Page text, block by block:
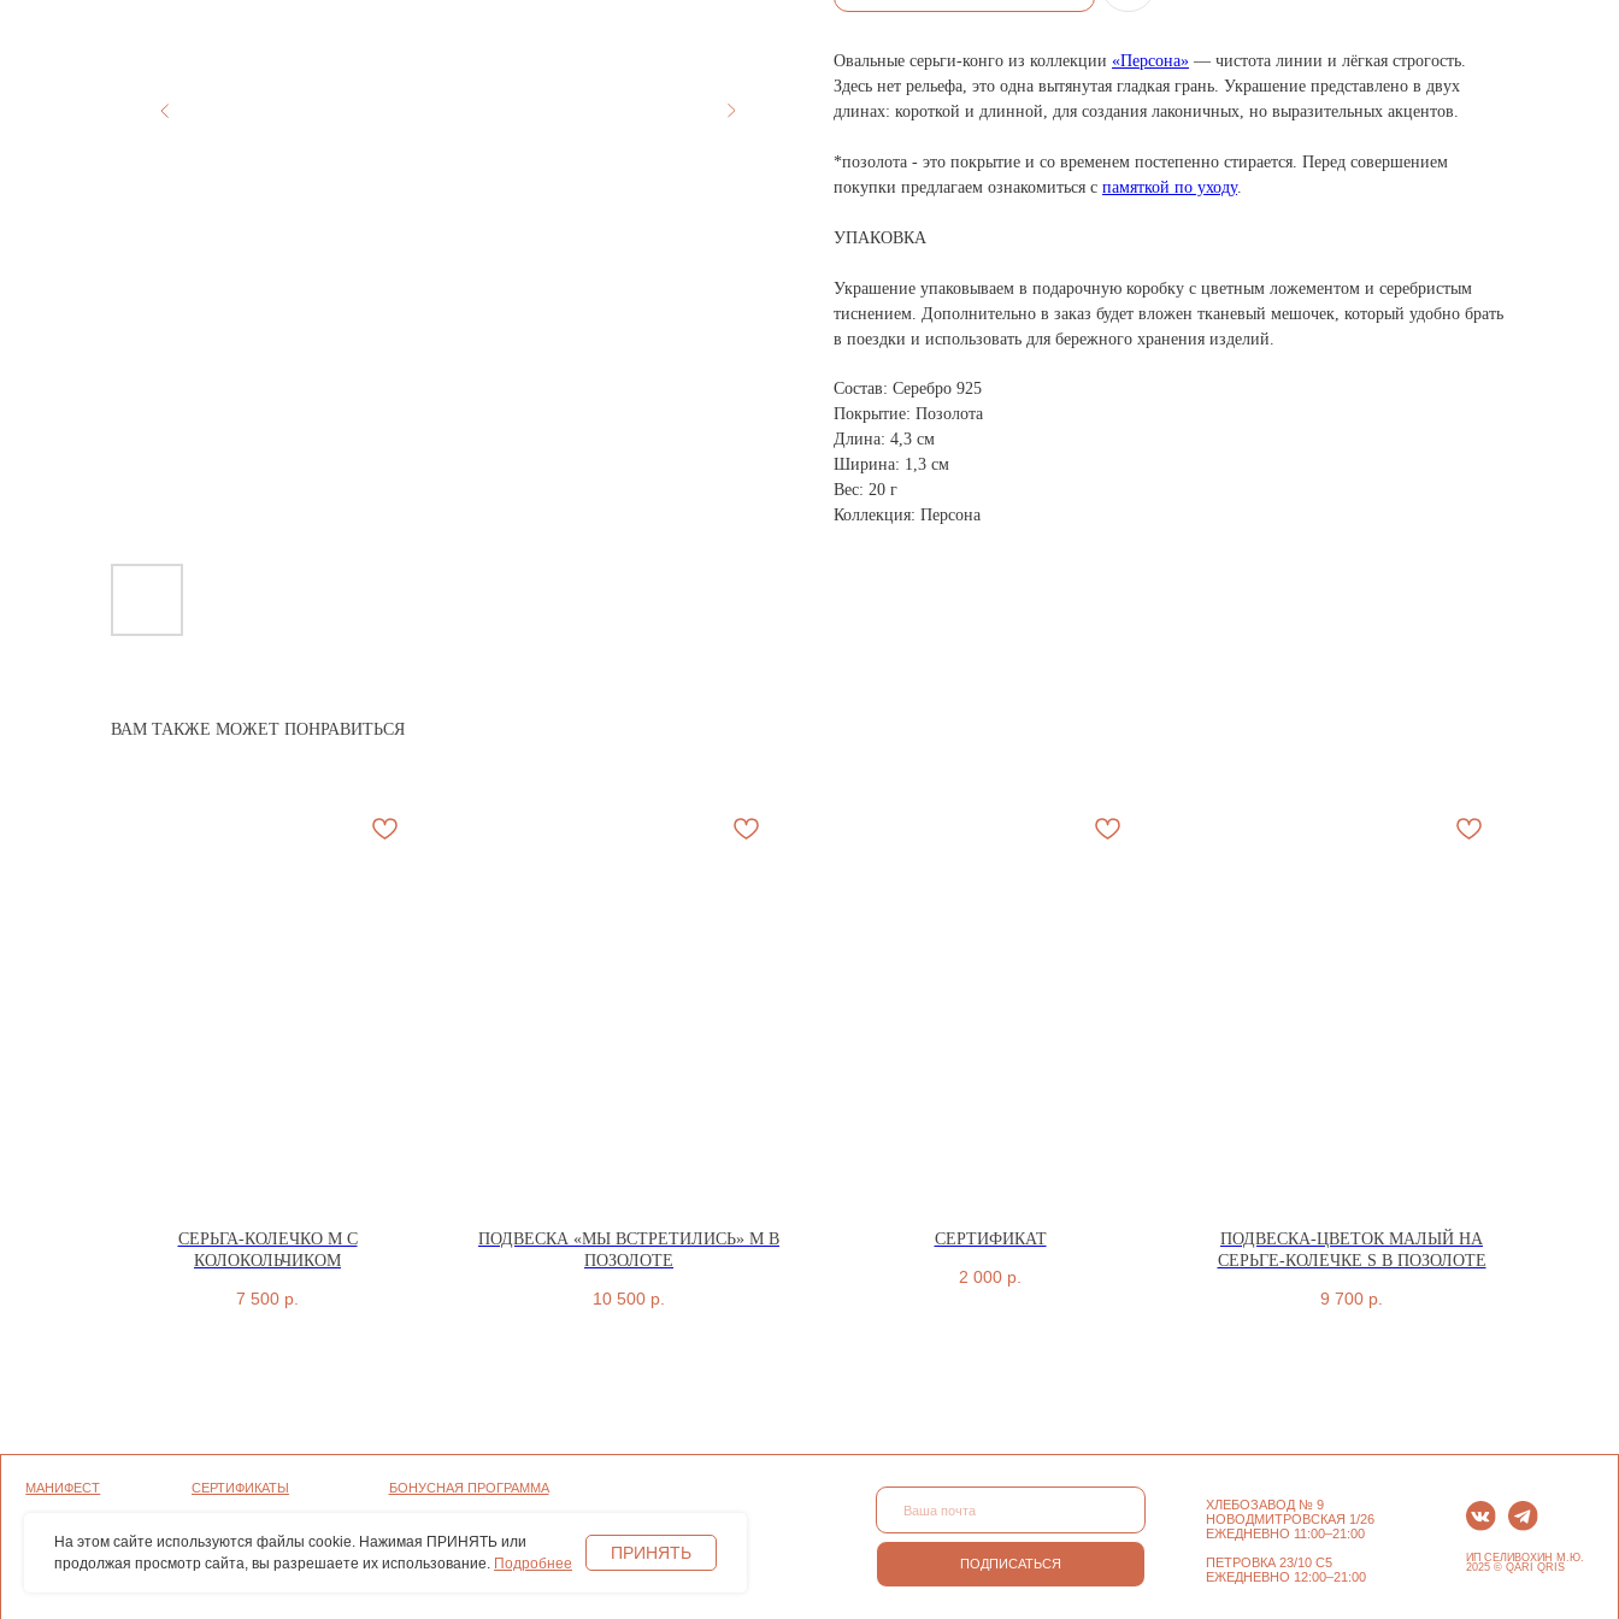
Овальные серьги-конго из коллекции «Персона» — чистота линии и лёгкая строгость.
Здесь нет рельефа, это одна вытянутая гладкая грань. Украшение представлено в двух
длинах: короткой и длинной, для создания лаконичных, но выразительных акцентов.
*позолота - это покрытие и со временем постепенно стирается. Перед совершением
покупки предлагаем ознакомиться с памяткой по уходу.
УПАКОВКА
Украшение упаковываем в подарочную коробку с цветным ложементом и серебристым
тиснением. Дополнительно в заказ будет вложен тканевый мешочек, который удобно брать
в поездки и использовать для бережного хранения изделий.
Состав: Серебро 925
Покрытие: Позолота
Длина: 4,3 см
Ширина: 1,3 см
Вес: 20 г
Коллекция: Персона
ВАМ ТАКЖЕ МОЖЕТ ПОНРАВИТЬСЯ
СЕРЬГА-КОЛЕЧКО M С
КОЛОКОЛЬЧИКОМ
7 500 р.
ПОДВЕСКА «МЫ ВСТРЕТИЛИСЬ» M В
ПОЗОЛОТЕ
10 500 р.
CЕРТИФИКАТ
2 000 р.
ПОДВЕСКА-ЦВЕТОК МАЛЫЙ НА
СЕРЬГЕ-КОЛЕЧКЕ S В ПОЗОЛОТЕ
9 700 р.
СЕРТИФИКАТЫ
На этом сайте используются файлы cookie. Нажимая ПРИНЯТЬ или
продолжая просмотр сайта, вы разрешаете их использование. Подробнее
ПРИНЯТЬ